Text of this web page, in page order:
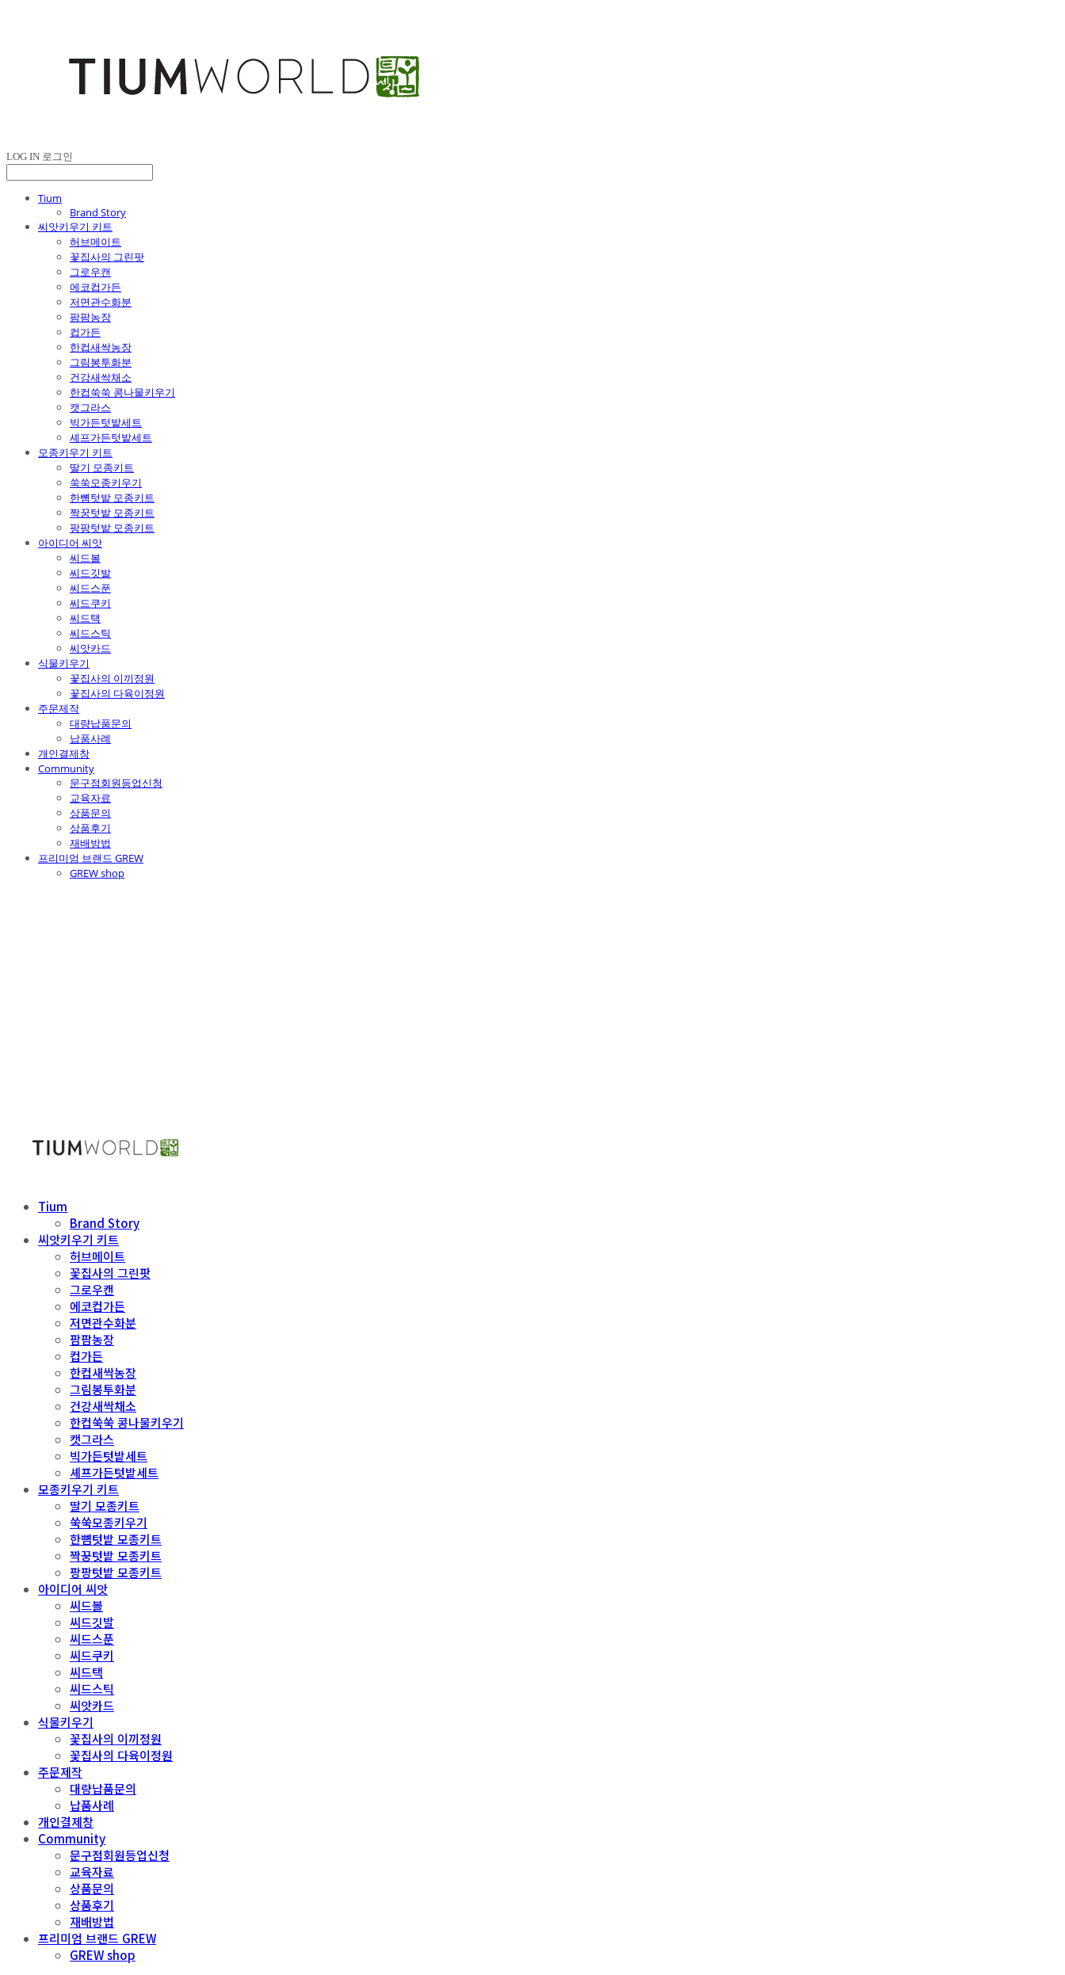
LOG IN 로그인
Tium
Brand Story
씨앗키우기 키트
허브메이트
꽃집사의 그린팟
그로우캔
에코컵가든
저면관수화분
팜팜농장
컵가든
한컵새싹농장
그림봉투화분
건강새싹채소
한컵쑥쑥 콩나물키우기
캣그라스
빅가든텃밭세트
셰프가든텃밭세트
모종키우기 키트
딸기 모종키트
쑥쑥모종키우기
한뼘텃밭 모종키트
짝꿍텃밭 모종키트
팡팡텃밭 모종키트
아이디어 씨앗
씨드볼
씨드깃발
씨드스푼
씨드쿠키
씨드택
씨드스틱
씨앗카드
식물키우기
꽃집사의 이끼정원
꽃집사의 다육이정원
주문제작
대량납품문의
납품사례
개인결제창
Community
문구점회원등업신청
교육자료
상품문의
상품후기
재배방법
프리미엄 브랜드 GREW
GREW shop
Tium
Brand Story
씨앗키우기 키트
허브메이트
꽃집사의 그린팟
그로우캔
에코컵가든
저면관수화분
팜팜농장
컵가든
한컵새싹농장
그림봉투화분
건강새싹채소
한컵쑥쑥 콩나물키우기
캣그라스
빅가든텃밭세트
셰프가든텃밭세트
모종키우기 키트
딸기 모종키트
쑥쑥모종키우기
한뼘텃밭 모종키트
짝꿍텃밭 모종키트
팡팡텃밭 모종키트
아이디어 씨앗
씨드볼
씨드깃발
씨드스푼
씨드쿠키
씨드택
씨드스틱
씨앗카드
식물키우기
꽃집사의 이끼정원
꽃집사의 다육이정원
주문제작
대량납품문의
납품사례
개인결제창
Community
문구점회원등업신청
교육자료
상품문의
상품후기
재배방법
프리미엄 브랜드 GREW
GREW shop